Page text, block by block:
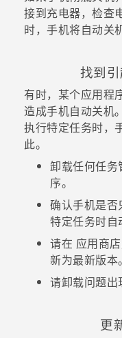
接到充电器，检查
时，手机将自动关
找到
有时，某个应用程
造成手机自动关机
执行特定任务时，
此。
卸载任何任务
序。
确认手机是
特定任务时自
请在 应用商店
新为最新版本。
请卸载问题出
更